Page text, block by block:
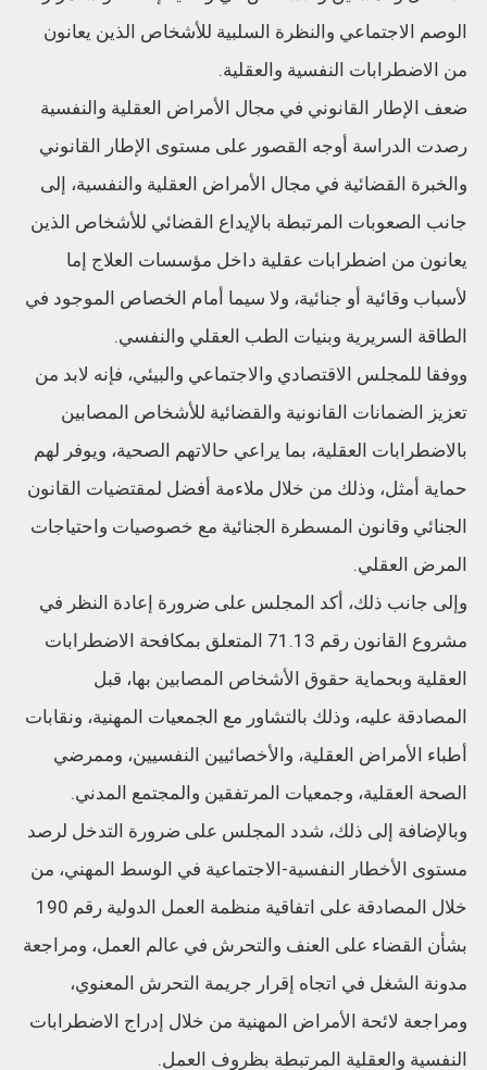
الوصم الاجتماعي والنظرة السلبية للأشخاص الذين يعانون
من الاضطرابات النفسية والعقلية.
ضعف الإطار القانوني في مجال الأمراض العقلية والنفسية
رصدت الدراسة أوجه القصور على مستوى الإطار القانوني
والخبرة القضائية في مجال الأمراض العقلية والنفسية، إلى
جانب الصعوبات المرتبطة بالإيداع القضائي للأشخاص الذين
يعانون من اضطرابات عقلية داخل مؤسسات العلاج إما
لأسباب وقائية أو جنائية، ولا سيما أمام الخصاص الموجود في
الطاقة السريرية وبنيات الطب العقلي والنفسي.
ووفقا للمجلس الاقتصادي والاجتماعي والبيئي، فإنه لابد من
تعزيز الضمانات القانونية والقضائية للأشخاص المصابين
بالاضطرابات العقلية، بما يراعي حالاتهم الصحية، ويوفر لهم
حماية أمثل، وذلك من خلال ملاءمة أفضل لمقتضيات القانون
الجنائي وقانون المسطرة الجنائية مع خصوصيات واحتياجات
المرض العقلي.
وإلى جانب ذلك، أكد المجلس على ضرورة إعادة النظر في
مشروع القانون رقم 71.13 المتعلق بمكافحة الاضطرابات
العقلية وبحماية حقوق الأشخاص المصابين بها، قبل
المصادقة عليه، وذلك بالتشاور مع الجمعيات المهنية، ونقابات
أطباء الأمراض العقلية، والأخصائيين النفسيين، وممرضي
الصحة العقلية، وجمعيات المرتفقين والمجتمع المدني.
وبالإضافة إلى ذلك، شدد المجلس على ضرورة التدخل لرصد
مستوى الأخطار النفسية-الاجتماعية في الوسط المهني، من
خلال المصادقة على اتفاقية منظمة العمل الدولية رقم 190
بشأن القضاء على العنف والتحرش في عالم العمل، ومراجعة
مدونة الشغل في اتجاه إقرار جريمة التحرش المعنوي،
ومراجعة لائحة الأمراض المهنية من خلال إدراج الاضطرابات
النفسية والعقلية المرتبطة بظروف العمل.